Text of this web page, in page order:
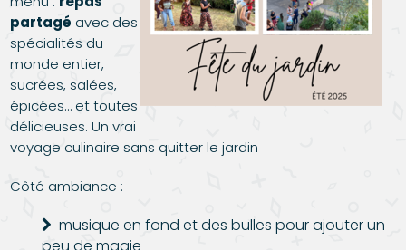
partagé avec des
spécialités du
monde entier,
sucrées, salées,
épicées… et toutes
délicieuses. Un vrai
voyage culinaire sans quitter le jardin
Côté ambiance :
musique en fond et des bulles pour ajouter un